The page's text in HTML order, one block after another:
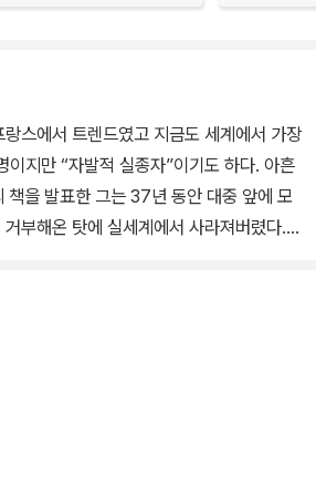
스에서 트렌드였고 지금도 세계에서 가장
이지만 “자발적 실종자”이기도 하다. 아흔
책을 발표한 그는 37년 동안 대중 앞에 모
부해온 탓에 실세계에서 사라져버렸다.
기들의 소리 없는 화자가 된 사람. 왜 그
했을까. 그가 자신의 삶을 실세계에서 지
일까.
자로 신문에 작가들에 관한 여러 연재 기